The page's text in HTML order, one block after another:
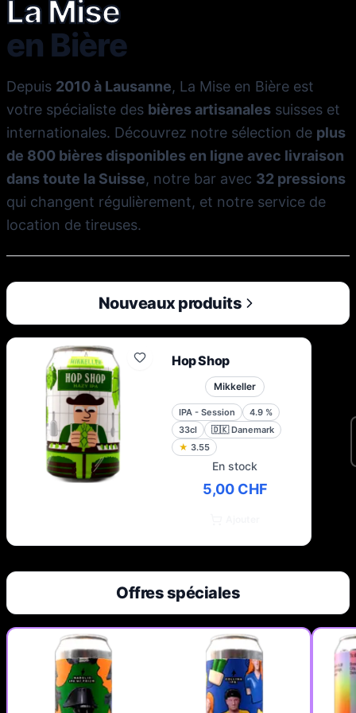
La Mise
en Bière
Depuis 2010 à Lausanne, La Mise en Bière est
votre spécialiste des bières artisanales suisses et
internationales. Découvrez notre sélection de plus
de 800 bières disponibles en ligne avec livraison
dans toute la Suisse, notre bar avec 32 pressions
qui changent régulièrement, et notre service de
location de tireuses.
Nouveaux produits
Hop Shop
Mikkeller
IPA - Session 4.9 %
33cl
🇩🇰 Danemark
★ 3.55
En stock
5,00 CHF
Offres spéciales